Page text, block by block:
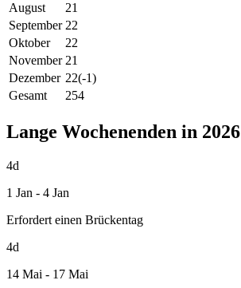
August
21
September 22
Oktober
22
November 21
Dezember 22(-1)
Gesamt
254
Lange Wochenenden in 2026
4d
1 Jan - 4 Jan
Erfordert einen Brückentag
4d
14 Mai - 17 Mai